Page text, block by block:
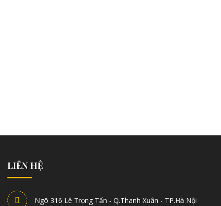
LIÊN HỆ
Ngõ 316 Lê Trọng Tấn - Q.Thanh Xuân - TP.Hà Nội